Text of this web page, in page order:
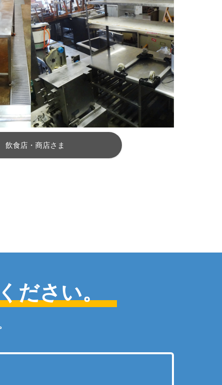
飲食店・商店さま
ださい。